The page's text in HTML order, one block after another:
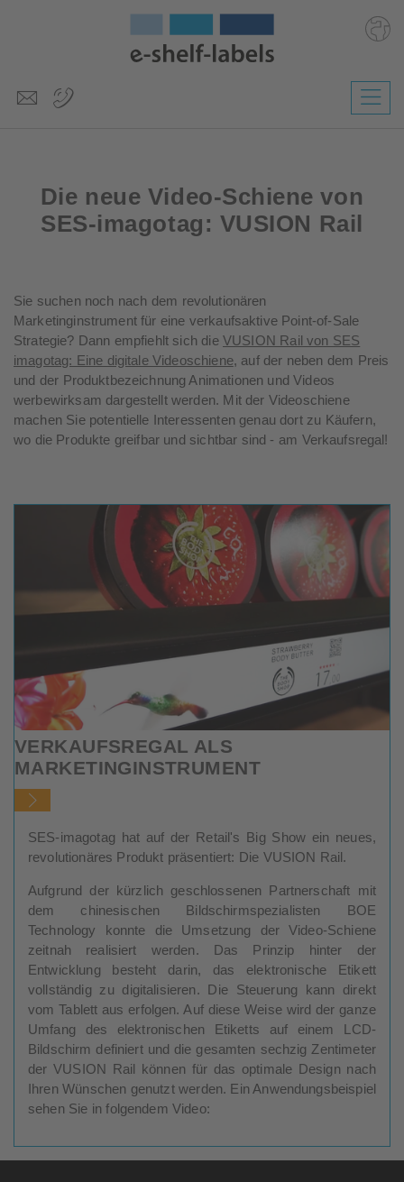
Magyar Slovenščina
Die neue Video-Schiene von
SES-imagotag: VUSION Rail
Sie suchen noch nach dem revolutionären
Marketinginstrument für eine verkaufsaktive Point-of-Sale
Strategie? Dann empfiehlt sich die VUSION Rail von SES
imagotag: Eine digitale Videoschiene, auf der neben dem Preis
und der Produktbezeichnung Animationen und Videos
werbewirksam dargestellt werden. Mit der Videoschiene
machen Sie potentielle Interessenten genau dort zu Käufern,
wo die Produkte greifbar und sichtbar sind - am Verkaufsregal!
VERKAUFSREGAL ALS
MARKETINGINSTRUMENT
SES-imagotag hat auf der Retail's Big Show ein neues,
revolutionäres Produkt präsentiert: Die VUSION Rail.
Aufgrund der kürzlich geschlossenen Partnerschaft mit
dem chinesischen Bildschirmspezialisten BOE
Technology konnte die Umsetzung der Video-Schiene
zeitnah realisiert werden. Das Prinzip hinter der
Entwicklung besteht darin, das elektronische Etikett
vollständig zu digitalisieren. Die Steuerung kann direkt
vom Tablett aus erfolgen. Auf diese Weise wird der ganze
Umfang des elektronischen Etiketts auf einem LCD-
Bildschirm definiert und die gesamten sechzig Zentimeter
der VUSION Rail können für das optimale Design nach
Ihren Wünschen genutzt werden. Ein Anwendungsbeispiel
sehen Sie in folgendem Video: